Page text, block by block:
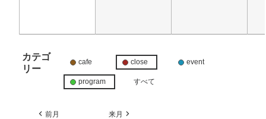
カテゴ
リー
cafe close event
program すべて
前月 来月